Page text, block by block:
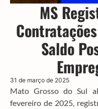
MS
Saldo
31 de março de 2025
Mato Grosso do Sul
fevereiro de 2025,